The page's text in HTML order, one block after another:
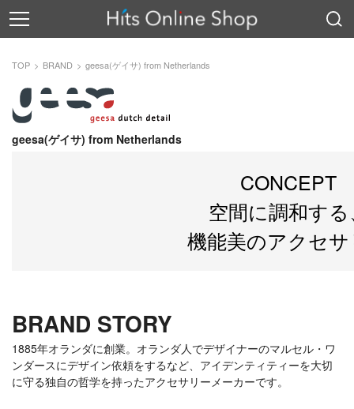
TOP BRAND geesa(ゲイサ) from Netherlands
geesa(ゲイサ) from Netherlands
CONCEPT
空間に調和す
機能美のアクセ
BRAND STORY
1885年オランダに創業。オランダ人でデザイナーのマルセル・ワ
ンダースにデザイン依頼をするなど、アイデンティティーを大切
に守る独自の哲学を持ったアクセサリーメーカーです。